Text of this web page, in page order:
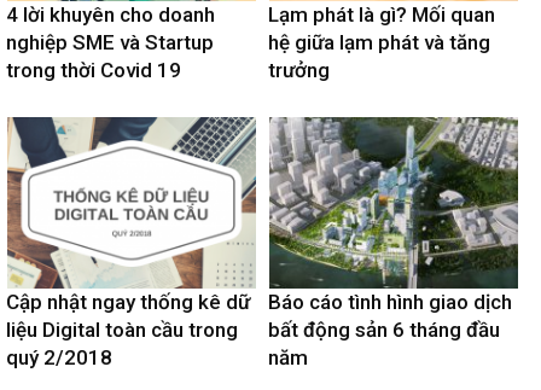
4 lời khuyên cho doanh
nghiệp SME và Startup
trong thời Covid 19
Lạm phát là gì? Mối quan
hệ giữa lạm phát và tăng
trưởng
Cập nhật ngay thống kê dữ
liệu Digital toàn cầu trong
quý 2/2018
Báo cáo tình hình giao dịch
bất động sản 6 tháng đầu
năm